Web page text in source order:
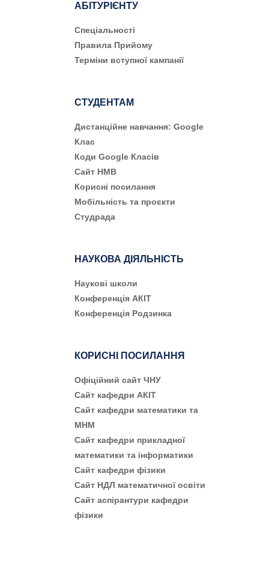
АБІТУРІЄНТУ
Cпеціальності
Правила Прийому
Терміни вступної кампанії
СТУДЕНТАМ
Дистанційне навчання: Google
Клас
Коди Google Класів
Сайт НМВ
Корисні посилання
Мобільність та проєкти
Студрада
НАУКОВА ДІЯЛЬНІСТЬ
Наукові школи
Конференція АКІТ
Конференція Родзинка
КОРИСНІ ПОСИЛАННЯ
Офіційний сайт ЧНУ
Сайт кафедри АКІТ
Сайт кафедри математики та
МНМ
Сайт кафедри прикладної
математики та інформатики
Сайт кафедри фізики
Сайт НДЛ математичної освіти
Сайт аспірантури кафедри
фізики